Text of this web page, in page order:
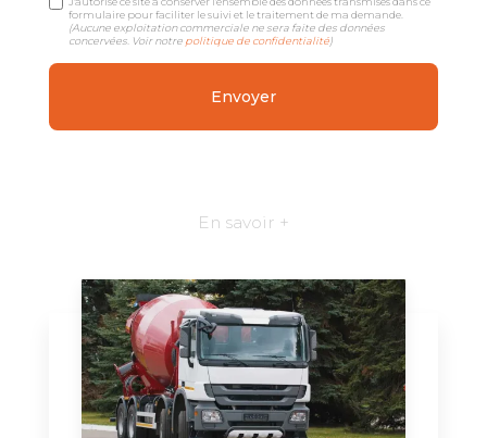
formulaire pour faciliter le suivi et le traitement de ma demande.
(Aucune exploitation commerciale ne sera faite des données
concervées. Voir notre politique de confidentialité)
En savoir +